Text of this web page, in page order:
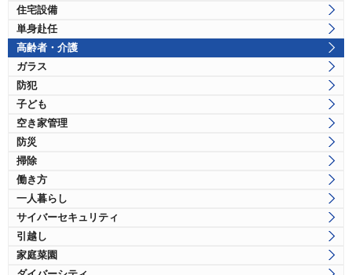
住宅設備
単身赴任
高齢者・介護
ガラス
防犯
子ども
空き家管理
防災
掃除
働き方
一人暮らし
サイバーセキュリティ
引越し
家庭菜園